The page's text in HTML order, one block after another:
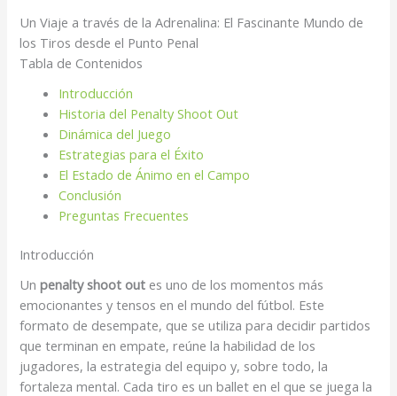
Un Viaje a través de la Adrenalina: El Fascinante Mundo de
los Tiros desde el Punto Penal
Tabla de Contenidos
Introducción
Historia del Penalty Shoot Out
Dinámica del Juego
Estrategias para el Éxito
El Estado de Ánimo en el Campo
Conclusión
Preguntas Frecuentes
Introducción
Unpenalty shoot out es uno de los momentos más
emocionantes y tensos en el mundo del fútbol. Este
formato de desempate, que se utiliza para decidir partidos
que terminan en empate, reúne la habilidad de los
jugadores, la estrategia del equipo y, sobre todo, la
fortaleza mental. Cada tiro es un ballet en el que se juega la